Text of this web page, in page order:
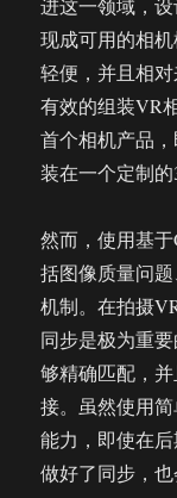
进这一领域，
现成可用的相
轻便，并且相
有效的组装VR
首个相机产品
装在一个定制的
然而，使用基
括图像质量问
机制。在拍摄
同步是极为重
够精确匹配，
接。虽然使用
能力，即使在
做好了同步，也